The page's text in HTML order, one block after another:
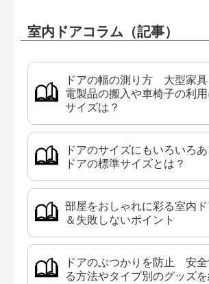
室内ドアコラム（記事）
ドアの幅の測り方 大型家
電製品の搬入や車椅子の利
サイズは？
ドアのサイズにもいろいろ
ドアの標準サイズとは？
部屋をおしゃれに彩る室内
＆失敗しないポイント
ドアのぶつかりを防止 安
る方法やタイプ別のグッズ